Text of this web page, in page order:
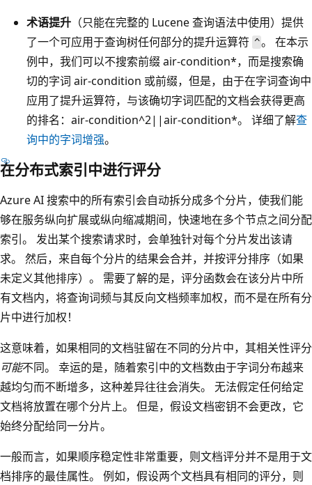
术语提升 （只能在完整的 Lucene 查询语法中使用）提供
了一个可应用于查询树任何部分的提升运算符 ^。 在本示
例中，我们可以不搜索前缀 air-condition*，而是搜索确
切的字词 air-condition 或前缀，但是，由于在字词查询中
应用了提升运算符，与该确切字词匹配的文档会获得更高
的排名：air-condition^2||air-condition*。 详细了解查
询中的字词增强。
在分布式索引中进行评分
Azure AI 搜索中的所有索引会自动拆分成多个分片，使我们能
够在服务纵向扩展或纵向缩减期间，快速地在多个节点之间分配
索引。 发出某个搜索请求时，会单独针对每个分片发出该请
求。 然后，来自每个分片的结果会合并，并按评分排序（如果
未定义其他排序）。 需要了解的是，评分函数会在该分片中所
有文档内，将查询词频与其反向文档频率加权，而不是在所有分
片中进行加权！
这意味着，如果相同的文档驻留在不同的分片中，其相关性评分
可能不同。 幸运的是，随着索引中的文档数由于字词分布越来
越均匀而不断增多，这种差异往往会消失。 无法假定任何给定
文档将放置在哪个分片上。 但是，假设文档密钥不会更改，它
始终分配给同一分片。
一般而言，如果顺序稳定性非常重要，则文档评分并不是用于文
档排序的最佳属性。 例如，假设两个文档具有相同的评分，则